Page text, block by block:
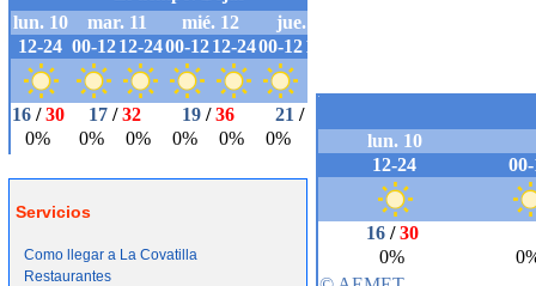
Servicios
Como llegar a La Covatilla
Restaurantes